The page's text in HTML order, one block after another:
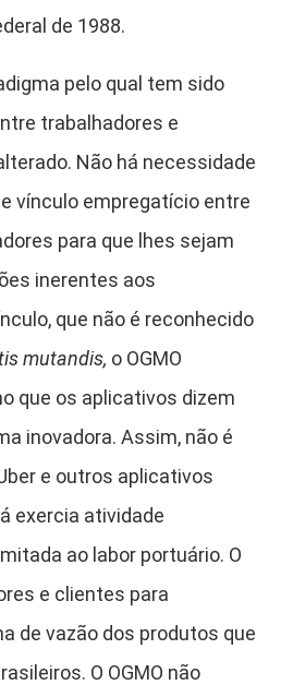
de 1988.
pelo qual tem sido
trabalhadores e
Não há necessidade
vínculo empregatício entre
para que lhes sejam
inerentes aos
que não é reconhecido
mutandis, o OGMO
que os aplicativos dizem
inovadora. Assim, não é
e outros aplicativos
exercia atividade
ao labor portuário. O
e clientes para
de vazão dos produtos que
O OGMO não